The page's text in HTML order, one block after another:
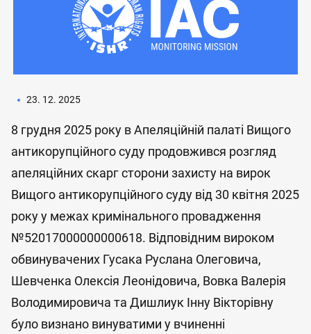
23. 12. 2025
8 грудня 2025 року в Апеляційній палаті Вищого
антикорупційного суду продовжився розгляд
апеляційних скарг сторони захисту на вирок
Вищого антикорупційного суду від 30 квітня 2025
року у межах кримінального провадження
№52017000000000618. Відповідним вироком
обвинувачених Гусака Руслана Олеговича,
Шевченка Олексія Леонідовича, Вовка Валерія
Володимировича та Дишлиук Інну Вікторівну
було визнано винуватими у вчиненні